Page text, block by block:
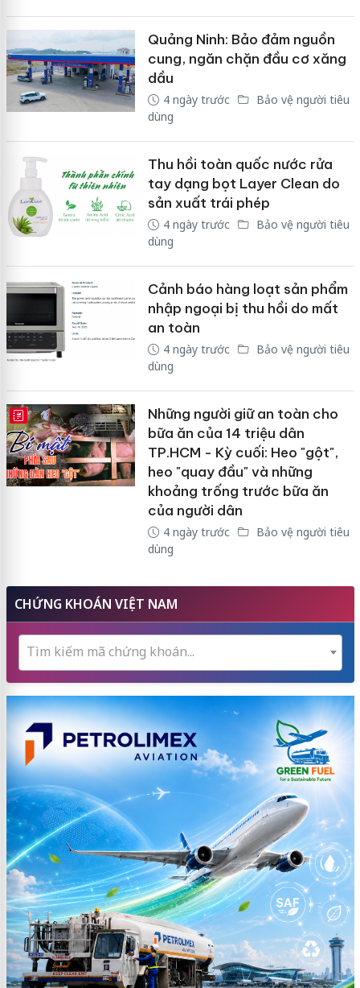
Quảng Ninh: Bảo đảm nguồn
cung, ngăn chặn đầu cơ xăng
dầu
4 ngày trước
Bảo vệ người tiêu
dùng
Thu hồi toàn quốc nước rửa
tay dạng bọt Layer Clean do
sản xuất trái phép
4 ngày trước
Bảo vệ người tiêu
dùng
Cảnh báo hàng loạt sản phẩm
nhập ngoại bị thu hồi do mất
an toàn
4 ngày trước
Bảo vệ người tiêu
dùng
E-MAGAZINE
Những người giữ an toàn cho
bữa ăn của 14 triệu dân
TP.HCM - Kỳ cuối: Heo "gột",
heo "quay đầu" và những
khoảng trống trước bữa ăn
của người dân
4 ngày trước
Bảo vệ người tiêu
dùng
CHỨNG KHOÁN VIỆT NAM
Tìm kiếm mã chứng khoán...